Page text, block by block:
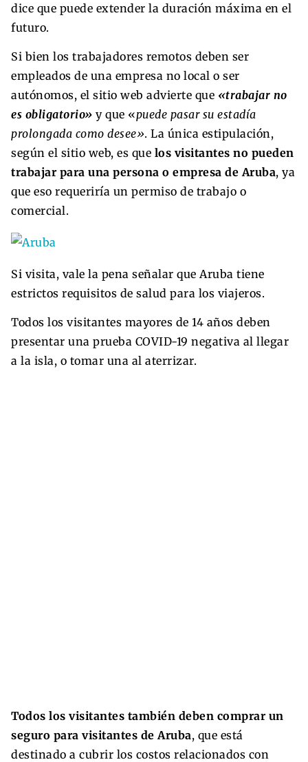
dice que puede extender la duración máxima en el
futuro.
Si bien los trabajadores remotos deben ser
empleados de una empresa no local o ser
autónomos, el sitio web advierte que «trabajar no
es obligatorio» y que «puede pasar su estadía
prolongada como desee». La única estipulación,
según el sitio web, es que los visitantes no pueden
trabajar para una persona o empresa de Aruba, ya
que eso requeriría un permiso de trabajo o
comercial.
Si visita, vale la pena señalar que Aruba tiene
estrictos requisitos de salud para los viajeros.
Todos los visitantes mayores de 14 años deben
presentar una prueba COVID-19 negativa al llegar
a la isla, o tomar una al aterrizar.
Todos los visitantes también deben comprar un
seguro para visitantes de Aruba, que está
destinado a cubrir los costos relacionados con